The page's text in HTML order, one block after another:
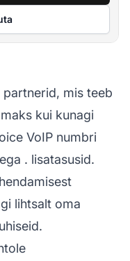
partnerid, mis teeb
kui kunagi
VoIP numbri
. lisatasusid.
lihtsalt oma